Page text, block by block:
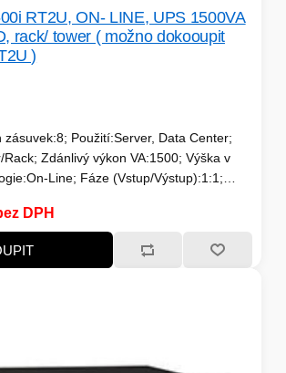
ROUTERY
ELEKTRONIKA
KOLOBĚŽKY
USB/PCI
RT2U, ON- LINE, UPS 1500VA
rack/ tower ( možno dokooupit
)
zásuvek:8; Použití:Server, Data Center;
Rack; Zdánlivý výkon VA:1500; Výška v
Line; Fáze (Vstup/Výstup):1:1;
času; Typ výstupu:IEC 13
DPH